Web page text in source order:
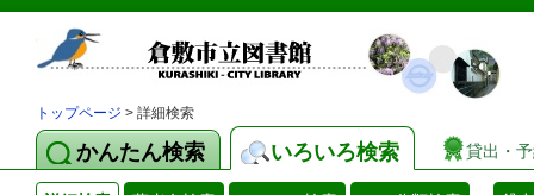
トップページ > 詳細検索
かんたん検索 いろいろ検索 貸出・